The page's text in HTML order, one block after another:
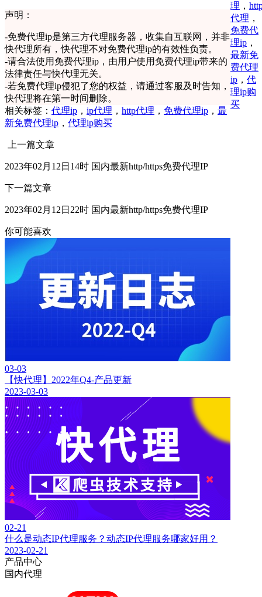
声明：
-免费代理ip是第三方代理服务器，收集自互联网，并非
快代理所有，快代理不对免费代理ip的有效性负责。
-请合法使用免费代理ip，由用户使用免费代理ip带来的
法律责任与快代理无关。
-若免费代理ip侵犯了您的权益，请通过客服及时告知，
快代理将在第一时间删除。
相关标签： 代理ip ， ip代理 ， http代理 ， 免费代理ip ， 最
新免费代理ip ， 代理ip购买
上一篇文章
2023年02月12日14时 国内最新http/https免费代理IP
下一篇文章
2023年02月12日22时 国内最新http/https免费代理IP
你可能喜欢
03-03
【快代理】2022年Q4-产品更新
2023-03-03
02-21
什么是动态IP代理服务？动态IP代理服务哪家好用？
2023-02-21
理 ，
代理 ，
免费代
理ip ，
最新免
费代理
ip ， 代
理ip购
买
产品中心
国内代理